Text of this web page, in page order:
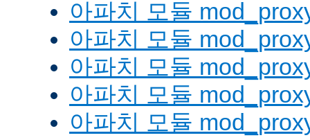
아파치 모듈
아파치 모듈
아파치 모듈
아파치 모듈
아파치 모듈